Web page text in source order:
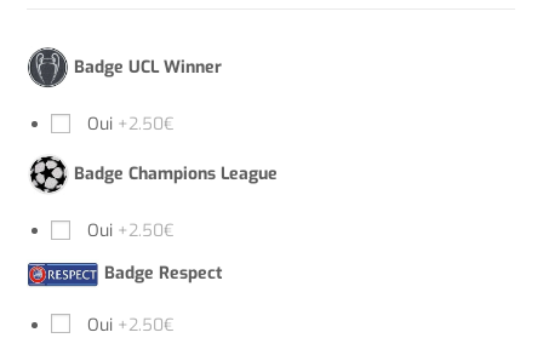
Badge UCL Winner
Oui +2.50€
Badge Champions League
Oui +2.50€
Badge Respect
Oui +2.50€